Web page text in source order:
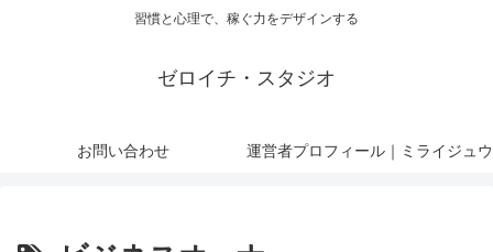
習慣と心理で、稼ぐ力をデザインする
ゼロイチ・スタジオ
お問い合わせ 運営者プロフィール｜ミライジュウ